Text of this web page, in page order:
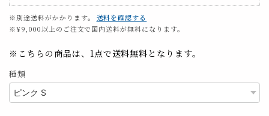
※別途送料がかかります。
送料を確認する
※¥9,000以上のご注文で国内送料が無料になります。
※こちらの商品は、1点で送料無料 となります。
種類